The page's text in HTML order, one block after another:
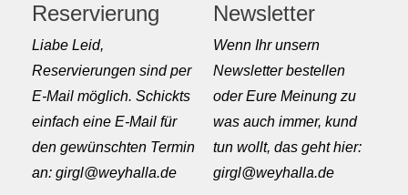
Reservierung
Liabe Leid,
Reservierungen sind per
E-Mail möglich. Schickts
einfach eine E-Mail für
den gewünschten Termin
an: girgl@weyhalla.de
Newsletter
Wenn Ihr unsern
Newsletter bestellen
oder Eure Meinung zu
was auch immer, kund
tun wollt, das geht hier:
girgl@weyhalla.de